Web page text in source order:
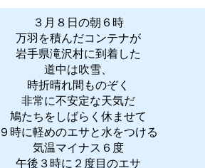
３月８日の朝６時
万羽を積んだコンテナが
岩手県滝沢村に到着した
道中は吹雪、
時折晴れ間ものぞく
非常に不安定な天気だ
鳩たちをしばらく休ませて
９時に軽めのエサと水をつける
気温マイナス６度
午後３時に２度目のエサ